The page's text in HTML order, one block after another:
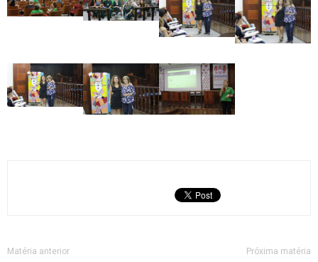
Matéria anterior Próxima matéria